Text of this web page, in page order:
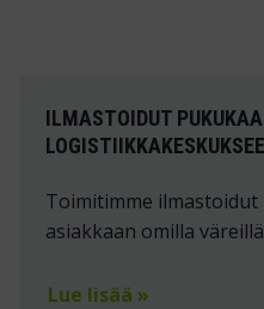
ILMASTOIDUT
Toimitimme
asiakkaan omilla väreillä
Lue lisää »